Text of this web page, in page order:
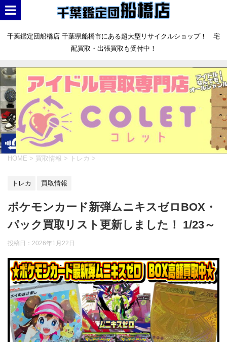
千葉鑑定団船橋店 千葉県船橋市にある超大型リサイクルショップ！ 宅
配買取・出張買取も受付中！
HOME > 買取情報 > トレカ >
トレカ 買取情報
ポケモンカード新弾ムニキスゼロBOX・
パック買取リスト更新しました！ 1/23～
投稿日： 2026年1月22日